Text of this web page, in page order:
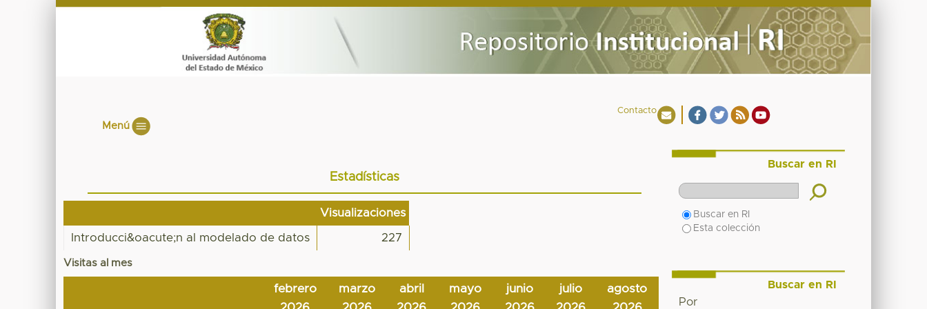
Contacto
Menú
Estadísticas
Visualizaciones
Introducci&oacute;n al modelado de datos 227
Visitas al mes
febrero
marzo
abril
mayo
junio
julio
agosto
Buscar en RI
Buscar en RI
Esta colección
Buscar en RI
Por